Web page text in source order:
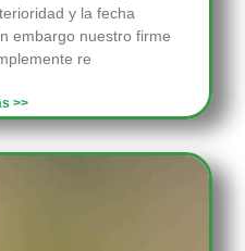
y la fecha
embargo nuestro firme
re
>>